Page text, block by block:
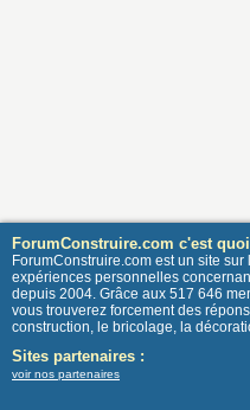
ForumConstruire.com c'est
ForumConstruire.com est un site
expériences personnelles
depuis 2004. Grâce aux 517 646
vous trouverez forcement des
construction, le bricolage, la
Sites partenaires :
voir nos partenaires